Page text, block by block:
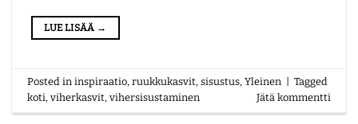
LUE LISÄÄ →
Posted ininspiraatio,ruukkukasvit,sisustus,Yleinen
Tagged
koti,viherkasvit,vihersisustaminen Jätä kommentti